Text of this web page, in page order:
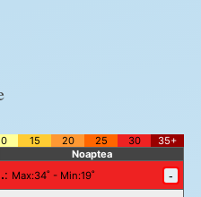
15 20 25 30
35+
Noaptea
: Max:34˚ - Min:19˚ -